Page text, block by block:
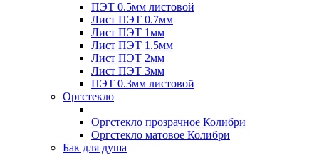
ПЭТ 0.5мм листовой
Лист ПЭТ 0.7мм
Лист ПЭТ 1мм
Лист ПЭТ 1.5мм
Лист ПЭТ 2мм
Лист ПЭТ 3мм
ПЭТ 0.3мм листовой
Оргстекло
Оргстекло прозрачное Колибри
Оргстекло матовое Колибри
Бак для душа